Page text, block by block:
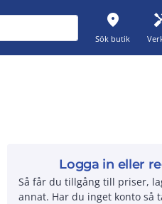
place
Sök butik
Logga in eller
Så får du tillgång till priser,
annat. Har du inget konto så